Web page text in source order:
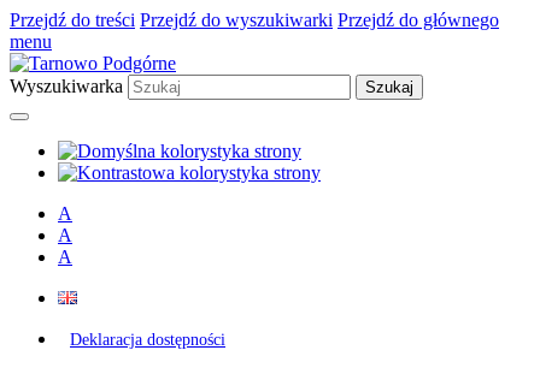
Przejdź do treści Przejdź do wyszukiwarki Przejdź do głównego
menu
Wyszukiwarka
A
A
A
Deklaracja dostępności